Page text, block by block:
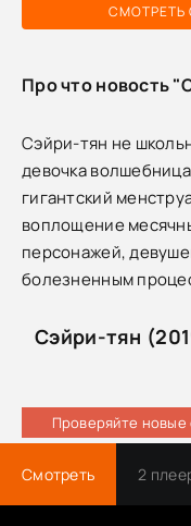
СМОТРЕТЬ
Про что новость
Сэйри-тян не
девочка
гигантский
воплощение
персонажей,
болезненным
Сэйри-тян
Проверяйте новые
Смотреть 2